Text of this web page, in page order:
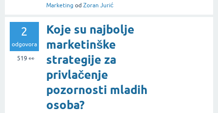
Marketing od Zoran Jurić
2
odgovora
519 👀
Koje su najbolje
marketinške
strategije za
privlačenje
pozornosti mladih
osoba?